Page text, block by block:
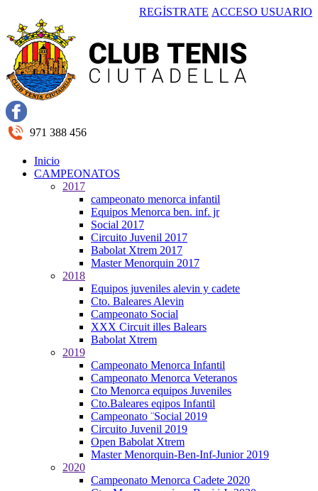
REGÍSTRATE ACCESO USUARIO
971 388 456
Inicio
CAMPEONATOS
2017
campeonato menorca infantil
Equipos Menorca ben. inf. jr
Social 2017
Circuito Juvenil 2017
Babolat Xtrem 2017
Master Menorquin 2017
2018
Equipos juveniles alevin y cadete
Cto. Baleares Alevin
Campeonato Social
XXX Circuit illes Balears
Babolat Xtrem
2019
Campeonato Menorca Infantil
Campeonato Menorca Veteranos
Cto Menorca equipos Juveniles
Cto.Baleares eqipos Infantil
Campeonato ¨Social 2019
Circuito Juvenil 2019
Open Babolat Xtrem
Master Menorquin-Ben-Inf-Junior 2019
2020
Campeonato Menorca Cadete 2020